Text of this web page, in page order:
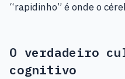
“rapidinho” é onde o
O verdadeiro
cognitivo